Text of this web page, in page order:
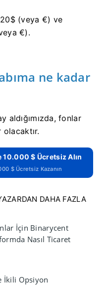
(veya €) ve
€).
ne kadar
aldığımızda, fonlar
olacaktır.
$ Ücretsiz Alın
$ Ücretsiz Kazanın
DAHA FAZLA
İçin Binarycent
Nasıl Ticaret
İkili Opsiyon